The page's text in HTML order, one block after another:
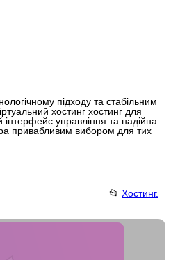
підходу та стабільним
хостинг хостинг для
інтерфейс управління та надійна
привабливим вибором для тих
📂 Хостинг.